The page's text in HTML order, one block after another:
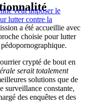
veut imposer le
lutter contre la
a été accueillie avec
choisie pour lutter
crypté de bout en
serait totalement
solutions que de
surveillance constante,
des enquêtes et des